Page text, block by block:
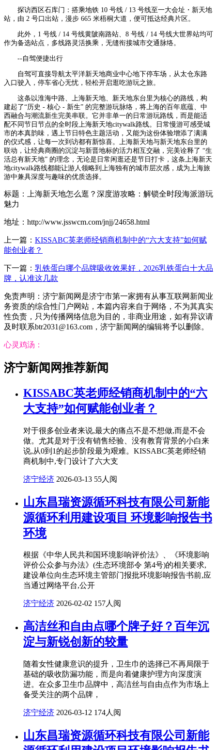
探访西区石库门：搭乘地铁 10 号线 / 13 号线至一大会址・新天地
站，由 2 号口出站，漫步 665 米梧桐大道，便可抵达经典片区。
此外，1 号线 / 14 号线黄陂南路站、8 号线 / 14 号线大世界站均可
作为备选站点，多线路灵活换乘，无缝衔接城市交通脉络。
--自驾便捷出行
自驾可直接导航太平洋新天地商业中心地下停车场，从太仓东路
入口驶入，停车省心无忧，轻松开启逛吃游玩之旅。
这条以淮海中路、上海新天地、新天地东台里为核心的路线，构
建起了“历史 - 核心 - 新生” 的完整游玩脉络，将上海的百年底蕴、中
西融合与潮流新生完美串联。它并非单一的日常游玩路线，而是能适
配不同节日节点的全时段上海新天地citywalk路线。日常慢游可感受城
市的本真韵味，遇上节日特色主题活动，又能为这份体验增添了满满
的仪式感，让每一次到访都有新惊喜。上海新天地与新天地东台里的
联动，让经典商圈的沉淀与新晋地标的活力相互交融，完美诠释了 “生
活总有新天地” 的理念，无论是日常闲逛还是节日打卡，这条上海新天
地citywalk路线都能让游人领略到上海独有的城市层次感，成为上海旅
游中兼具深度与趣味的优质选择。
标题：上海新天地怎么逛？深度游攻略：解锁全时段海派游玩
魅力
地址：http://www.jsswcm.com/jnjj/24658.html
上一篇： KISSABC英老师经销商机制中的“六大支持”如何赋
能创业者？
下一篇： 乳铁蛋白哪个品牌吸收效果好，2026乳铁蛋白十大品
牌，认准这几款
免责声明：济宁新闻网是济宁市第一家拥有从事互联网新闻业
务资质的综合性门户网站，本篇内容来自于网络，不为其真实
性负责，只为传播网络信息为目的，非商业用途，如有异议请
及时联系btr2031@163.com，济宁新闻网的编辑将予以删除。
心灵鸡汤：
济宁新闻网推荐新闻
KISSABC英老师经销商机制中的“六
大支持”如何赋能创业者？
对于很多创业者来说,最大的痛点不是不想做,而是不会
做。尤其是对于没有销售经验、没有教育背景的小白来
说,从0到1的起步阶段最为艰难。KISSABC英老师经销
商机制中,专门设计了六大支
济宁经济 2026-03-13 55人阅
山东昌瑞资源循环科技有限公司新能
源循环利用建设项目 环境影响报告书
环境
根据《中华人民共和国环境影响评价法》、《环境影响
评价公众参与办法》(生态环境部令 第4号)的相关要求,
建设单位向生态环境主管部门报批环境影响报告书前,应
当通过网络平台,公开
济宁经济 2026-02-02 157人阅
高洁丝和自由点哪个牌子好？百年沉
淀与新锐创新的较量
随着女性健康意识的提升，卫生巾的选择已不再局限于
基础的吸收防漏功能，而是向着健康护理方向深度演
进。在众多卫生巾品牌中，高洁丝与自由点作为市场上
备受关注的两个品牌，
济宁经济 2026-03-12 174人阅
山东昌瑞资源循环科技有限公司新能